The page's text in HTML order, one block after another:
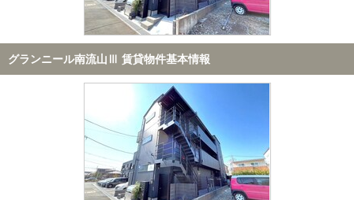
グランニール南流山Ⅲ 賃貸物件基本情報